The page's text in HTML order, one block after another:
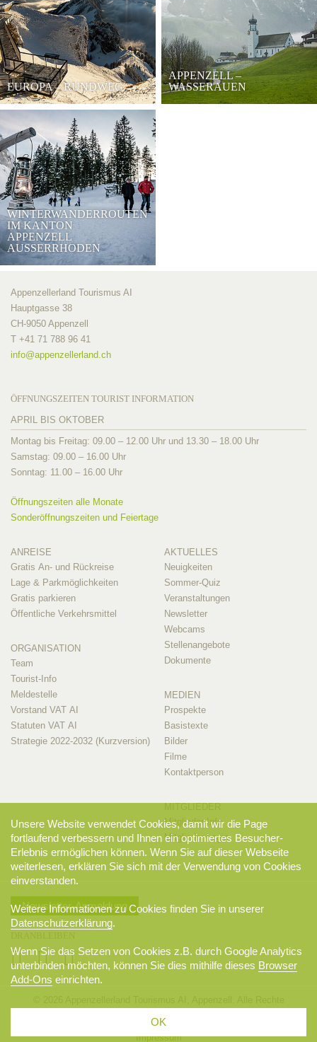
EUROPA – RUNDWEG
APPENZELL –
WASSERAUEN
WINTERWANDERROUTEN
IM KANTON
APPENZELL
AUSSERRHODEN
Appenzellerland Tourismus AI
Hauptgasse 38
CH-9050 Appenzell
T +41 71 788 96 41
info@appenzellerland.ch
ÖFFNUNGSZEITEN TOURIST INFORMATION
APRIL BIS OKTOBER
Montag bis Freitag: 09.00 – 12.00 Uhr und 13.30 – 18.00 Uhr
Samstag: 09.00 – 16.00 Uhr
Sonntag: 11.00 – 16.00 Uhr
Öffnungszeiten alle Monate
Sonderöffnungszeiten und Feiertage
ANREISE
Gratis An- und Rückreise
Lage & Parkmöglichkeiten
Gratis parkieren
Öffentliche Verkehrsmittel
ORGANISATION
Team
Tourist-Info
Meldestelle
Vorstand VAT AI
Statuten VAT AI
Strategie 2022-2032 (Kurzversion)
AKTUELLES
Neuigkeiten
Sommer-Quiz
Veranstaltungen
Newsletter
Webcams
Stellenangebote
Dokumente
MEDIEN
Prospekte
Basistexte
Bilder
Filme
Kontaktperson
Mitglieder-Info
Mitglieder-Login
Newsletter-Anmeldung
Datenschutzerklärung
Impressum
Unsere Website verwendet Cookies, damit wir die Page
fortlaufend verbessern und Ihnen ein optimiertes Besucher-
Erlebnis ermöglichen können. Wenn Sie auf dieser Webseite
weiterlesen, erklären Sie sich mit der Verwendung von Cookies
einverstanden.
Weitere Informationen zu Cookies finden Sie in unserer
Datenschutzerklärung.
Wenn Sie das Setzen von Cookies z.B. durch Google Analytics
unterbinden möchten, können Sie dies mithilfe dieses Browser
Add-Ons einrichten.
OK